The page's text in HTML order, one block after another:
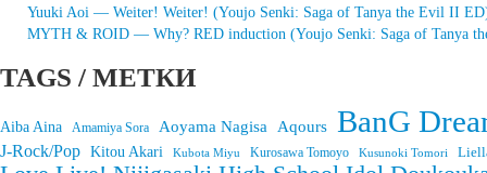
Yuuki Aoi — Weiter! Weiter! (Youjo Senki: Saga of Tanya the Evil II
MYTH & ROID — Why? RED induction (Youjo Senki: Saga of Tanya
TAGS / МЕТКИ
Aiba Aina Amamiya Sora Aoyama Nagisa Aqours BanG
J-Rock/Pop Kitou Akari Kubota Miyu Kurosawa Tomoyo Kusunoki Tomori